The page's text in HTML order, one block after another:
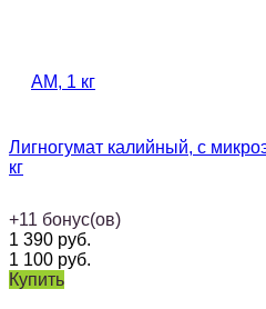
Лигногумат калийный, с
кг
+11 бонус(ов)
1 390 руб.
1 100 руб.
Купить